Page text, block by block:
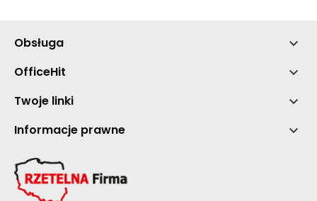
Obsługa 
OfficeHit 
Twoje linki 
Informacje prawne 